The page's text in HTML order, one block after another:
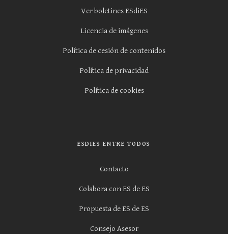
Ver boletines ESdiES
Licencia de imágenes
Política de cesión de contenidos
Política de privacidad
Política de cookies
ESDIES ENTRE TODOS
Contacto
Colabora con ES de ES
Propuesta de ES de ES
Consejo Asesor